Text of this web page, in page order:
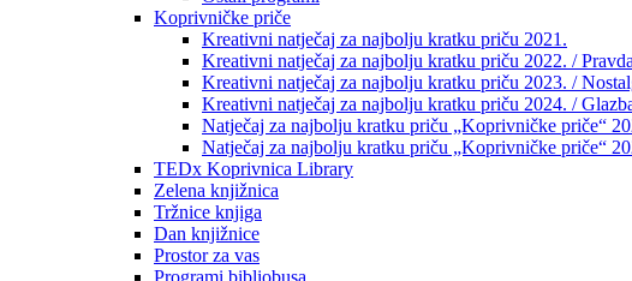
Koprivničke priče
Kreativni natječaj za najbolju kratku priču 2021.
Kreativni natječaj za najbolju kratku priču 2022. /
Kreativni natječaj za najbolju kratku priču 2023. /
Kreativni natječaj za najbolju kratku priču 2024. /
Natječaj za najbolju kratku priču „Koprivničke priče“
Natječaj za najbolju kratku priču „Koprivničke priče“
TEDx Koprivnica Library
Zelena knjižnica
Tržnice knjiga
Dan knjižnice
Prostor za vas